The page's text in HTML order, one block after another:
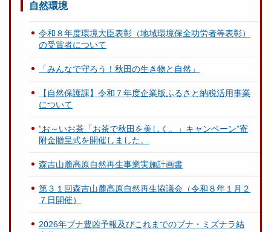
自然環境
令和８年度環境大臣表彰（地域環境保全功労者等表彰）
の受賞者について
「みんなで守ろう！秋田の生き物と自然」
【自然保護課】令和７年度企業版ふるさと納税活用事業
について
”お～いお茶「お茶で秋田を美しく。」キャンペーン”寄
附金贈呈式を開催しました。
森吉山麓高原自然再生事業実施計画書
第３１回森吉山麓高原自然再生協議会（令和８年１月２
７日開催）
2026年ブナ豊凶予報及びこれまでのブナ・ミズナラ結